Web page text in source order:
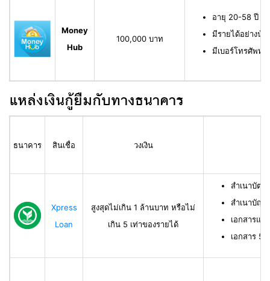
Money
Hub
100,000 บาท
อายุ 20-58 ปี มี
มีรายได้อย่างน้
มีเบอร์โทรศัพท์
แหล่งเงินกู้ยืมกับทางธนาคาร
ธนาคาร สินเชื่อ วงเงิน
Xpress
Loan
สูงสุดไม่เกิน 1 ล้านบาท หรือไม่
เกิน 5 เท่าของรายได้
สำเนาบัตร
สำเนาบัญ
เอกสารแส
เอกสาร